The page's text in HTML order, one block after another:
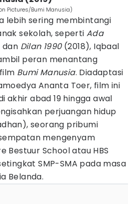
Pictures/Bumi Manusia)
lebih sering membintangi
sekolah, seperti Ada
dan Dilan 1990(2018), Iqbaal
peran menantang
Bumi Manusia. Diadaptasi
Ananta Toer, film ini
akhir abad 19 hingga awal
perjuangan hidup
seorang pribumi
mengenyam
Bestuur School atau HBS
SMP-SMA pada masa
Belanda.